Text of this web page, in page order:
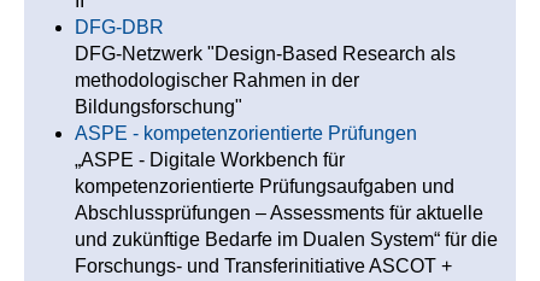
DFG-DBR
DFG-Netzwerk "Design-Based Research als
methodologischer Rahmen in der
Bildungsforschung"
ASPE - kompetenzorientierte Prüfungen
„ASPE - Digitale Workbench für
kompetenzorientierte Prüfungsaufgaben und
Abschlussprüfungen – Assessments für aktuelle
und zukünftige Bedarfe im Dualen System“ für die
Forschungs- und Transferinitiative ASCOT +